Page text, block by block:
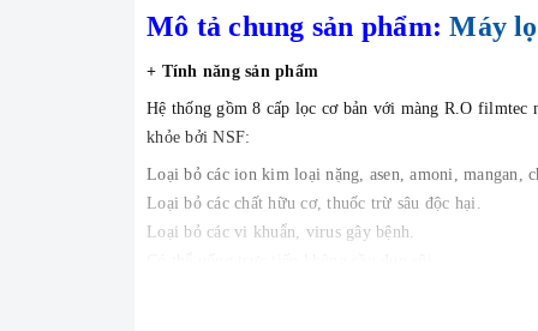
Mô tả chung sản phẩm:Máy
+ Tính năng sản phẩm
Hệ thống gồm 8 cấp lọc cơ bản với màng R.O filmtec
khỏe bởi NSF:
Loại bỏ các ion kim loại nặng, asen, amoni, mangan,
Loại bỏ các chất hữu cơ, thuốc trừ sâu độc hại.
Loại bỏ các vi khuẩn, virus gây bệnh.